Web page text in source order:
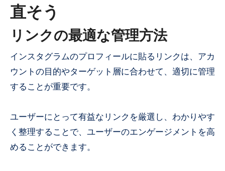
直そう
リンクの最適な管理方法
インスタグラムのプロフィールに貼るリンクは、アカ
ウントの目的やターゲット層に合わせて、適切に管理
することが重要です。
ユーザーにとって有益なリンクを厳選し、わかりやす
く整理することで、ユーザーのエンゲージメントを高
めることができます。